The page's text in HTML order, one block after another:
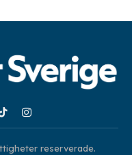
TikTokInstagram
reserverade.